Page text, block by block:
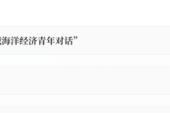
洋经济青年对话”